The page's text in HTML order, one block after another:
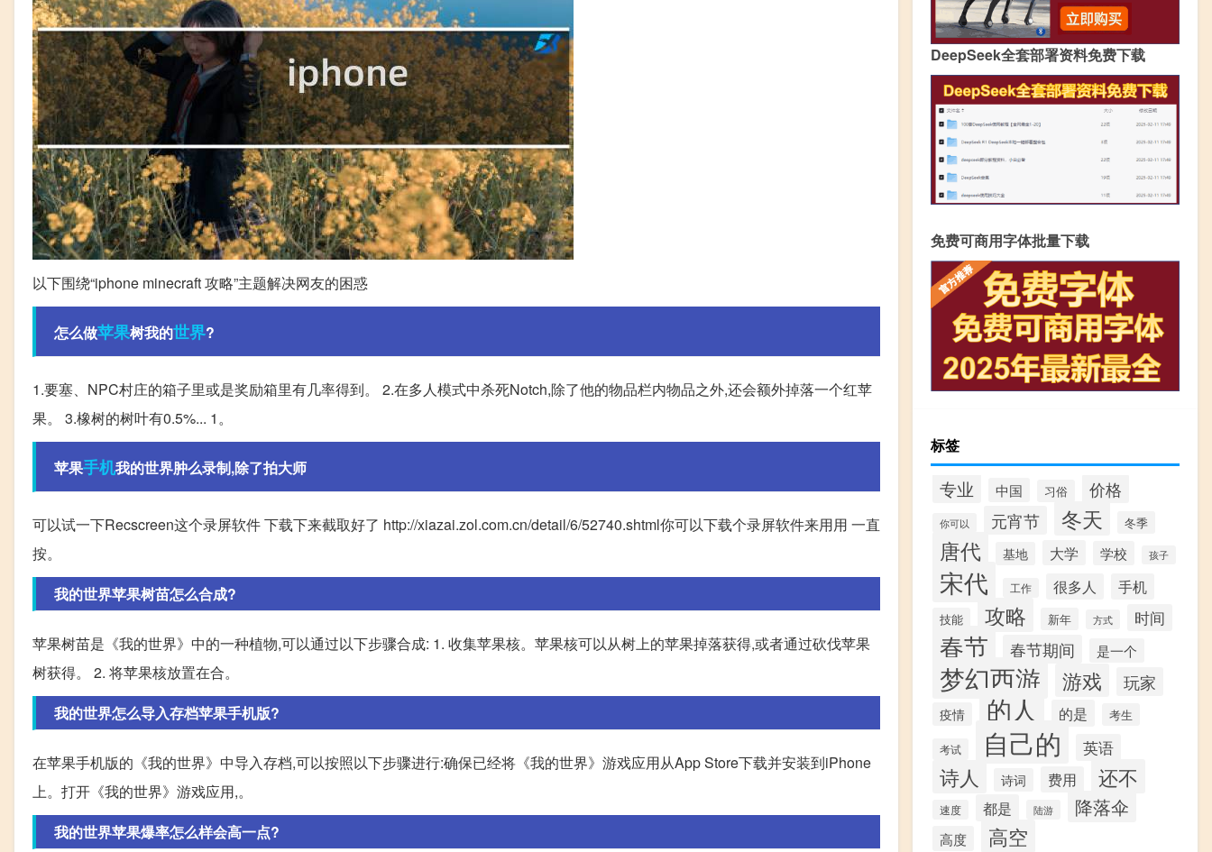
以下围绕“iphone minecraft 攻略”主题解决网友的困惑
怎么做苹果树我的世界?
1.要塞、NPC村庄的箱子里或是奖励箱里有几率得到。 2.在多人模式中杀死Notch,除了他的物品栏内物品之外,还会额外掉落一个红苹
果。 3.橡树的树叶有0.5%... 1。
苹果手机我的世界肿么录制,除了拍大师
可以试一下Recscreen这个录屏软件 下载下来截取好了 http://xiazai.zol.com.cn/detail/6/52740.shtml你可以下载个录屏软件来用用 一直
按。
我的世界苹果树苗怎么合成?
苹果树苗是《我的世界》中的一种植物,可以通过以下步骤合成: 1. 收集苹果核。苹果核可以从树上的苹果掉落获得,或者通过砍伐苹果
树获得。 2. 将苹果核放置在合。
我的世界怎么导入存档苹果手机版?
在苹果手机版的《我的世界》中导入存档,可以按照以下步骤进行:确保已经将《我的世界》游戏应用从App Store下载并安装到iPhone
上。打开《我的世界》游戏应用,。
我的世界苹果爆率怎么样会高一点?
DeepSeek全套部署资料免费下载
免费可商用字体批量下载
标签
专业 中国 习俗 价格
你可以 元宵节 冬天 冬季
唐代 基地 大学 学校 孩子
宋代 工作 很多人 手机
技能 攻略 新年 方式 时间
春节 春节期间 是一个
梦幻西游 游戏 玩家
疫情 的人 的是 考生
考试 自己的 英语
诗人 诗词 费用 还不
速度 都是 陆游 降落伞
高度 高空